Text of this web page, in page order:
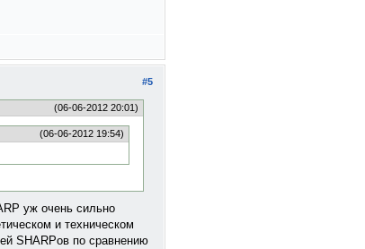
#5
(06-06-2012 20:01)
(06-06-2012 19:54)
уж очень сильно
и техническом
SHARPов по сравнению